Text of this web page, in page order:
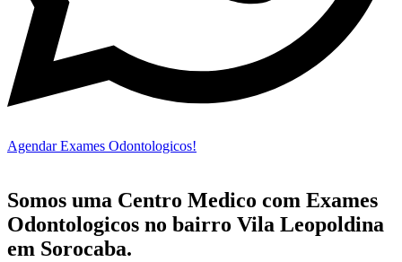
Agendar Exames Odontologicos!
Somos uma Centro Medico com Exames
Odontologicos no bairro Vila Leopoldina
em Sorocaba.